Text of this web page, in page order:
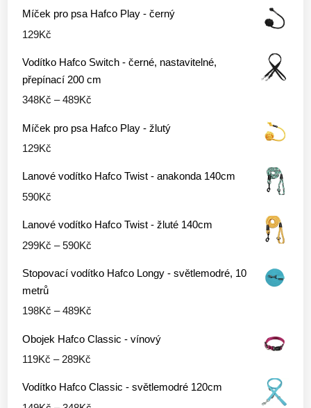
299Kč
Míček pro psa Hafco Play - černý
129Kč
Vodítko Hafco Switch - černé, nastavitelné,
přepínací 200 cm
348Kč – 489Kč
348Kč
Míček pro psa Hafco Play - žlutý
129Kč
Lanové vodítko Hafco Twist - anakonda 140cm
590Kč
Lanové vodítko Hafco Twist - žluté 140cm
299Kč – 590Kč
299Kč
Stopovací vodítko Hafco Longy - světlemodré, 10
metrů
198Kč – 489Kč
198Kč
Obojek Hafco Classic - vínový
119Kč – 289Kč
119Kč
Vodítko Hafco Classic - světlemodré 120cm